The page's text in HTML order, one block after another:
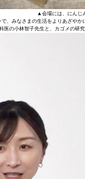
▲会場には、にんじ
、みなさまの生活をよりあざや
医の小林智子先生と、カゴメの研